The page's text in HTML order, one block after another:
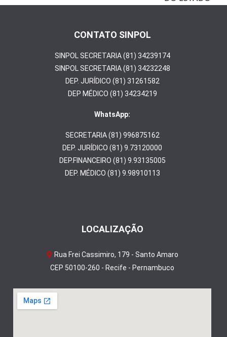
CONTATO SINPOL
SINPOL SECRETARIA (81) 34239174
SINPOL SECRETARIA (81) 34232248
DEP. JURÍDICO (81) 31261582
DEP MÉDICO (81) 34234219
WhatsApp:
SECRETARIA (81) 996875162
DEP. JURÍDICO (81) 9.73120000
DEP.FINANCEIRO (81) 9.93135005
DEP. MÉDICO (81) 9.98910113
LOCALIZAÇÃO
Rua Frei Cassimiro, 179 - Santo Amaro
CEP 50100-260 - Recife - Pernambuco